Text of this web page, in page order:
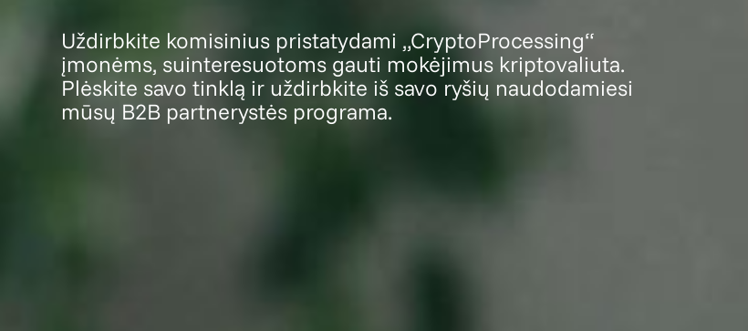
Uždirbkite komisinius pristatydami „CryptoProcessing“
įmonėms, suinteresuotoms gauti mokėjimus kriptovaliuta.
Plėskite savo tinklą ir uždirbkite iš savo ryšių naudodamiesi
mūsų B2B partnerystės programa.